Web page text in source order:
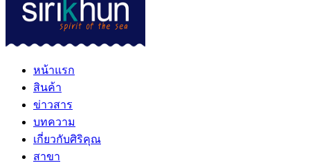
หน้าแรก
สินค้า
ข่าวสาร
บทความ
เกี่ยวกับศิริคุณ
สาขา